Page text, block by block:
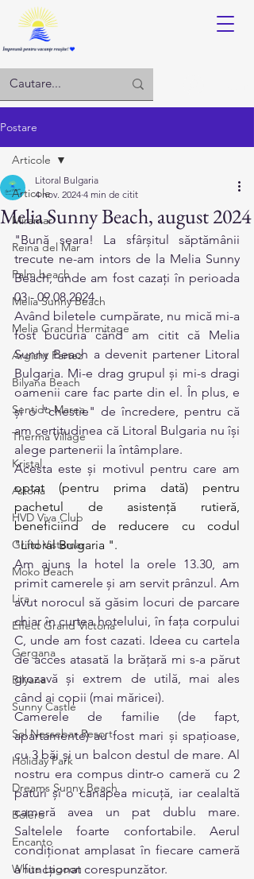
Postare
Articole
Miramar
Reina del Mar
Palm beach
Melia Sunny Beach
Melia Grand Hermitage
Argisht Partez
Bilyana Beach
Sentido Marea
Therma Village
Kristal
Astoria
HVD Viva Club
Grifid Vistamar
Moko Beach
Lira
Effect Grand Victoria
Gergana
Bilyana
Sunny Castle
Sol Nessebar Resort
Holiday Park
Dreams Sunny Beach
Bolero
Encanto
White Lagoon
Articole
Melia Sunny Beach, august 2024
Litoral Bulgaria
4 nov. 2024 4 min de citit
"Bună seara! La sfârșitul săptămânii
trecute ne-am intors de la Melia Sunny
Beach, unde am fost cazați în perioada
03 - 09.08.2024.
Având biletele cumpărate, nu mică mi-a
fost bucuria cănd am citit că Melia
Sunny Beach a devenit partener Litoral
Bulgaria. Mi-e drag grupul și mi-s dragi
oamenii care fac parte din el. În plus, e
și o "chestie" de încredere, pentru că
am certitudinea că Litoral Bulgaria nu își
alege partenerii la întâmplare.
optat (pentru prima dată) pentru
pachetul de asistență rutieră,
beneficiind de reducere cu codul
"Litoral Bulgaria ".
Am ajuns la hotel la orele 13.30, am
primit camerele și am servit prânzul. Am
avut norocul să găsim locuri de parcare
chiar în curtea hotelului, în fața corpului
C, unde am fost cazati. Ideea cu cartela
de acces atasată la brățară mi s-a părut
grozavă și extrem de utilă, mai ales
când ai copii (mai măricei).
Camerele de familie (de fapt,
apartamente) au fost mari și spațioase,
cu 3 băi și un balcon destul de mare. Al
nostru era compus dintr-o cameră cu 2
paturi și o canapea micuță, iar cealaltă
cameră avea un pat dublu mare.
Saltelele foarte confortabile. Aerul
condiționat amplasat în fiecare cameră
a funcționat corespunzător.